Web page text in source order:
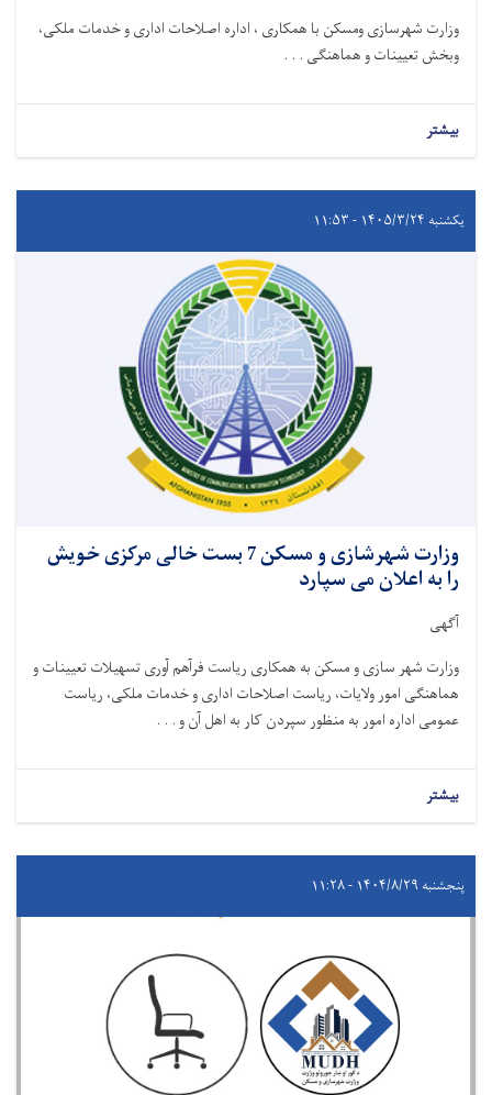
وزارت شهرسازی ومسکن با همکاری ، اداره اصلاحات اداری و خدمات ملکی،
وبخش تعیینات و هماهنگی . . .
بیشتر
یکشنبه ۱۴۰۵/۳/۲۴ - ۱۱:۵۳
وزارت شهرشازی و مسکن 7 بست خالی مرکزی خویش
را به اعلان می سپارد
آگهی
وزارت شهر سازی و مسکن به همکاری ریاست فرآهم آوری تسهیلات تعیینات و
هماهنګی امور ولایات، ریاست اصلاحات اداری و خدمات ملکی، ریاست
عمومی اداره امور به منظور سپردن کار به اهل آن و . . .
بیشتر
پنجشنبه ۱۴۰۴/۸/۲۹ - ۱۱:۲۸